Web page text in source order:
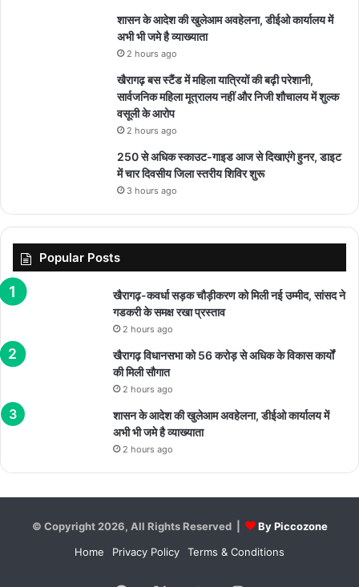
शासन के आदेश की खुलेआम अवहेलना, डीईओ कार्यालय में
अभी भी जमे है व्याख्याता
2 hours ago
खैरागढ़ बस स्टैंड में महिला यात्रियों की बढ़ी परेशानी,
सार्वजनिक महिला मूत्रालय नहीं और निजी शौचालय में शुल्क
वसूली के आरोप
2 hours ago
250 से अधिक स्काउट-गाइड आज से दिखाएंगे हुनर, डाइट
में चार दिवसीय जिला स्तरीय शिविर शुरू
3 hours ago
Popular Posts
खैरागढ़-कवर्धा सड़क चौड़ीकरण को मिली नई उम्मीद, सांसद ने
गडकरी के समक्ष रखा प्रस्ताव
2 hours ago
खैरागढ़ विधानसभा को 56 करोड़ से अधिक के विकास कार्यों
की मिली सौगात
2 hours ago
शासन के आदेश की खुलेआम अवहेलना, डीईओ कार्यालय में
अभी भी जमे है व्याख्याता
2 hours ago
© Copyright 2026, All Rights Reserved |
By Piccozone
Home
Privacy Policy Terms & Conditions